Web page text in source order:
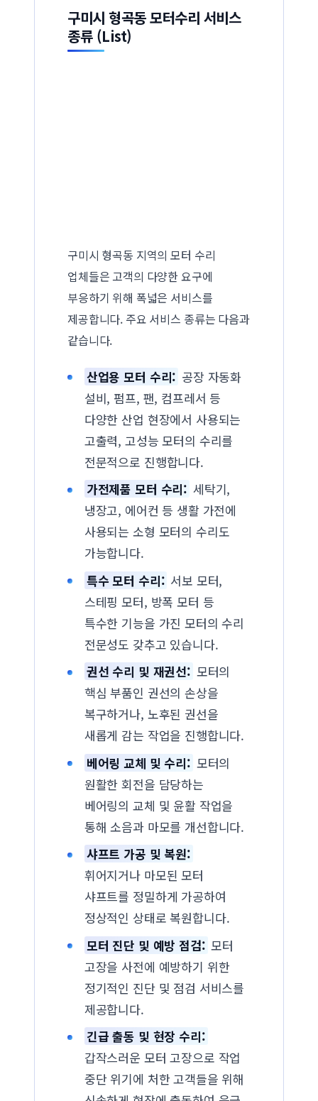
구미시 형곡동 모터수리 서비스
종류 (List)
구미시 형곡동 지역의 모터 수리
업체들은 고객의 다양한 요구에
부응하기 위해 폭넓은 서비스를
제공합니다. 주요 서비스 종류는 다음과
같습니다.
산업용 모터 수리: 공장 자동화
설비, 펌프, 팬, 컴프레서 등
다양한 산업 현장에서 사용되는
고출력, 고성능 모터의 수리를
전문적으로 진행합니다.
가전제품 모터 수리: 세탁기,
냉장고, 에어컨 등 생활 가전에
사용되는 소형 모터의 수리도
가능합니다.
특수 모터 수리: 서보 모터,
스테핑 모터, 방폭 모터 등
특수한 기능을 가진 모터의 수리
전문성도 갖추고 있습니다.
권선 수리 및 재권선: 모터의
핵심 부품인 권선의 손상을
복구하거나, 노후된 권선을
새롭게 감는 작업을 진행합니다.
베어링 교체 및 수리: 모터의
원활한 회전을 담당하는
베어링의 교체 및 윤활 작업을
통해 소음과 마모를 개선합니다.
샤프트 가공 및 복원:
휘어지거나 마모된 모터
샤프트를 정밀하게 가공하여
정상적인 상태로 복원합니다.
모터 진단 및 예방 점검: 모터
고장을 사전에 예방하기 위한
정기적인 진단 및 점검 서비스를
제공합니다.
긴급 출동 및 현장 수리:
갑작스러운 모터 고장으로 작업
중단 위기에 처한 고객들을 위해